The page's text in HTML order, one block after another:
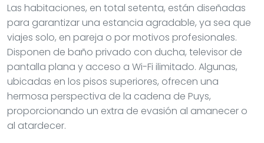
Las habitaciones, en total setenta, están diseñadas
para garantizar una estancia agradable, ya sea que
viajes solo, en pareja o por motivos profesionales.
Disponen de baño privado con ducha, televisor de
pantalla plana y acceso a Wi-Fi ilimitado. Algunas,
ubicadas en los pisos superiores, ofrecen una
hermosa perspectiva de la cadena de Puys,
proporcionando un extra de evasión al amanecer o
al atardecer.